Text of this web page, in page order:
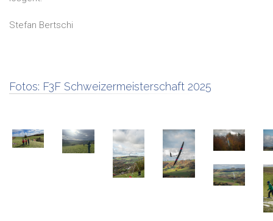
Stefan Bertschi
Fotos: F3F Schweizermeisterschaft 2025